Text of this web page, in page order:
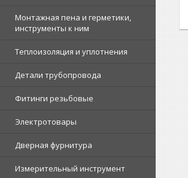
Монтажная пена и герметики,
инструменты к ним
Теплоизоляция и уплотнения
Детали трубопровода
Фитинги резьбовые
Электротовары
Дверная фурнитура
Измерительный инструмент